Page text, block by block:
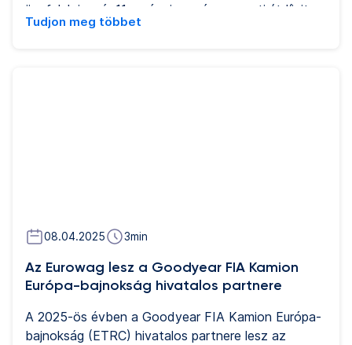
ügyfelek immár 11 európai ország nemzeti útdíjait
fizethetik az EETS-rendszeren keresztül, egyetlen
Tudjon meg többet
08.04.2025 3min
Az Eurowag lesz a Goodyear FIA Kamion
Európa-bajnokság hivatalos partnere
A 2025-ös évben a Goodyear FIA Kamion Európa-
bajnokság (ETRC) hivatalos partnere lesz az